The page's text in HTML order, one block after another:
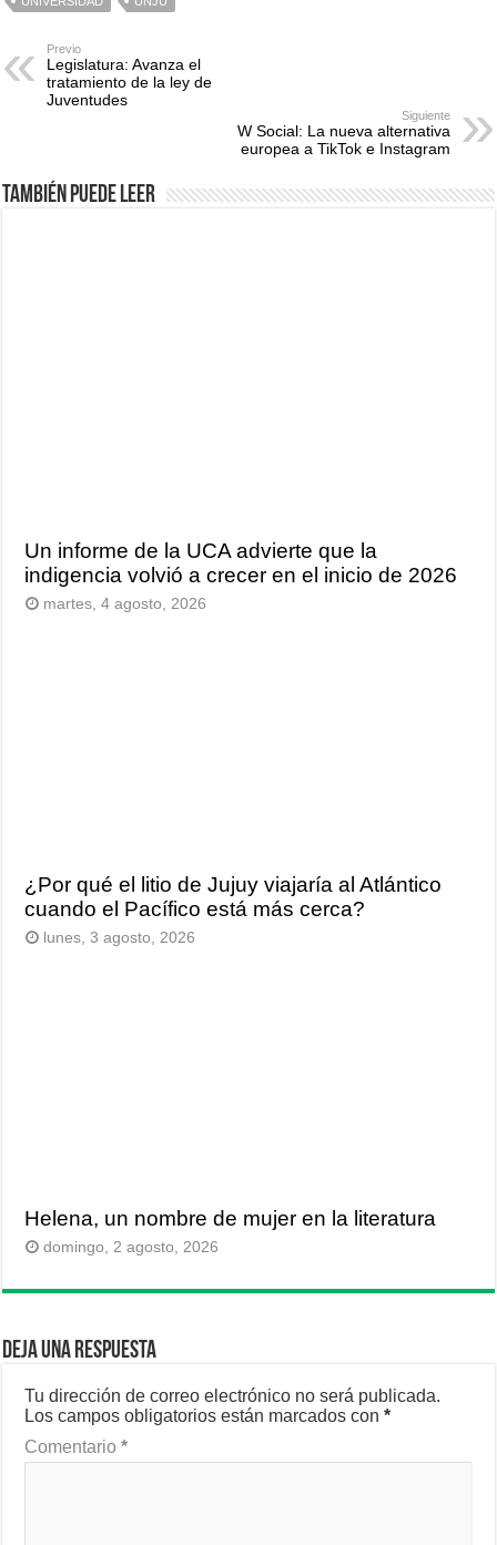
Previo
Legislatura: Avanza el
tratamiento de la ley de
Juventudes
Siguiente
W Social: La nueva alternativa
europea a TikTok e Instagram
También puede leer
Un informe de la UCA advierte que la
indigencia volvió a crecer en el inicio de 2026
martes, 4 agosto, 2026
¿Por qué el litio de Jujuy viajaría al Atlántico
cuando el Pacífico está más cerca?
lunes, 3 agosto, 2026
Helena, un nombre de mujer en la literatura
domingo, 2 agosto, 2026
Deja una respuesta
Tu dirección de correo electrónico no será publicada.
Los campos obligatorios están marcados con*
Comentario*